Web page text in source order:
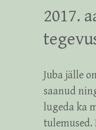
2017.
Juba jälle
saanud
lugeda ka
tulemused.